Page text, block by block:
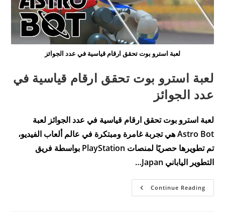
لعبة استرو بوت تحقق ارقام قياسية في عدد الجوائز
لعبة استرو بوت تحقق ارقام قياسية في
عدد الجوائز
لعبة استرو بوت تحقق ارقام قياسية في عدد الجوائز لعبة
Astro Bot هي تجربة غامرة ومبتكرة في عالم ألعاب الفيديو،
تم تطويرها حصريًا لمنصات PlayStation بواسطة فريق
التطوير الياباني Japan…
Continue Readingلعبة
استرو